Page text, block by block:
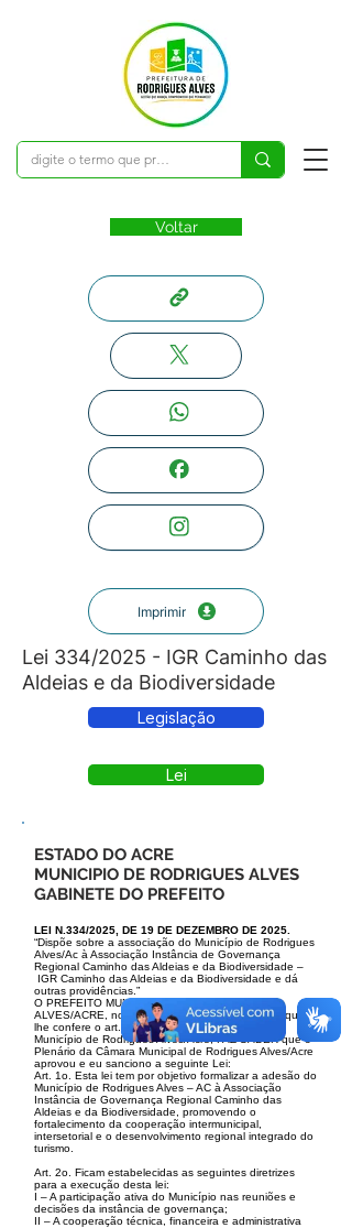
Voltar
Imprimir
Lei 334/2025 - IGR Caminho das
Aldeias e da Biodiversidade
Legislação
Lei
ESTADO DO ACRE
MUNICIPIO DE RODRIGUES ALVES
GABINETE DO PREFEITO
LEI N.334/2025, DE 19 DE DEZEMBRO DE 2025.
“Dispõe sobre a associação do Município de Rodrigues
Alves/Ac à Associação Instância de Governança
Regional Caminho das Aldeias e da Biodiversidade –
IGR Caminho das Aldeias e da Biodiversidade e dá
outras providências.”
O PREFEITO MUNICIPAL DE RODRIGUES
ALVES/ACRE, no uso de suas atribuições legais que
lhe confere o art. 54, inciso V da Lei Orgânica do
Município de Rodrigues Alves/Acre, FAZ SABER que o
Plenário da Câmara Municipal de Rodrigues Alves/Acre
aprovou e eu sanciono a seguinte Lei:
Art. 1o. Esta lei tem por objetivo formalizar a adesão do
Município de Rodrigues Alves – AC à Associação
Instância de Governança Regional Caminho das
Aldeias e da Biodiversidade, promovendo o
fortalecimento da cooperação intermunicipal,
intersetorial e o desenvolvimento regional integrado do
turismo.
Art. 2o. Ficam estabelecidas as seguintes diretrizes
para a execução desta lei:
I – A participação ativa do Município nas reuniões e
decisões da instância de governança;
II – A cooperação técnica, financeira e administrativa